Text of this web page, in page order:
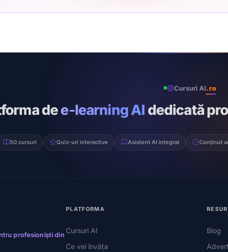
Cursuri AI.ro
dee-learning AI dedicată
50 cursuri Quiz-uri interactive Asistent AI integrat Conținut
profesioniști din
PLATFORMA
Cursuri AI
Ce vei învăța
Blog